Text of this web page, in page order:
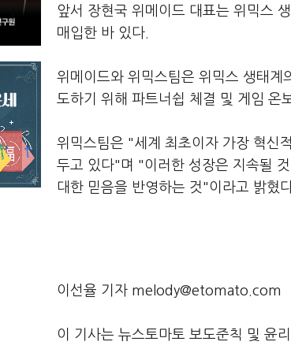
앞서 장현국 위메이드 대표는 위믹스
매입한 바 있다.
위메이드와 위믹스팀은 위믹스 생태
도하기 위해 파트너쉽 체결 및 게임 온
위믹스팀은 "세계 최초이자 가장 혁신
두고 있다"며 "이러한 성장은 지속될
대한 믿음을 반영하는 것"이라고 밝혔
이선율 기자 melody@etomato.com
이 기사는 뉴스토마토 보도준칙 및 윤